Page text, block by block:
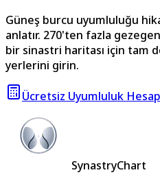
Güneş burcu uyumluluğu
anlatır. 270'ten fazla
bir sinastri haritası için tam
yerlerini girin.
Ücretsiz Uyumluluk
SynastryChart